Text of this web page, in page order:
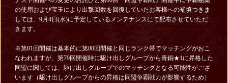
の使用および宝玉により出撃回数を回復していたお客様への補填つきま
しては、9月4日(水)に予定しているメンテナンスにて配布させていただ
きます。
※第81回開催は基本的に第80回開催と同じランク帯でマッチングがおこ
なわれますが、第79回開催時に駆け出しグループから青銅★1に昇格した
同盟に関しては、駆け出しグループでのマッチングとなる可能性がござ
います（駆け出しグループからの昇格は同盟争覇戦力が影響するため）